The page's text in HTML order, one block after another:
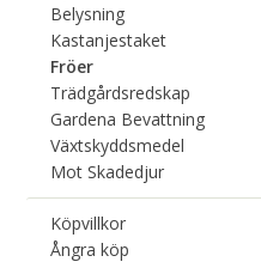
Belysning
Kastanjestaket
Fröer
Trädgårdsredskap
Gardena Bevattning
Växtskyddsmedel
Mot Skadedjur
Köpvillkor
Ångra köp